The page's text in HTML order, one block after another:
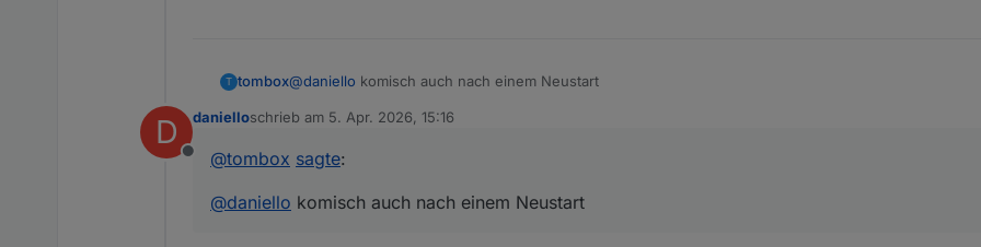
T tombox@daniello komisch auch nach einem Neustart
D
Offline
danielloschrieb am 5. Apr. 2026, 15:16
zuletzt editiert von
@tombox sagte:
@daniello komisch auch nach einem Neustart